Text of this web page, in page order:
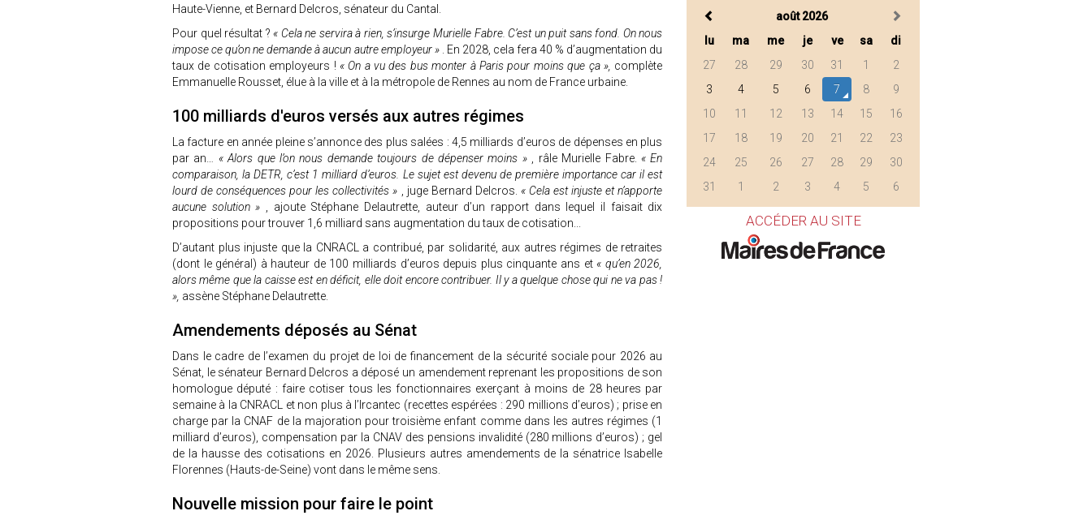
Haute-Vienne, et Bernard Delcros, sénateur du Cantal.
Pour quel résultat ? « Cela ne servira à rien, s’insurge Murielle Fabre. C’est un puit sans fond. On nous
impose ce qu’on ne demande à aucun autre employeur »
. En 2028, cela fera 40 % d’augmentation du
taux de cotisation employeurs ! « On a vu des bus monter à Paris pour moins que ça », complète
Emmanuelle Rousset, élue à la ville et à la métropole de Rennes au nom de France urbaine.
100 milliards d'euros versés aux autres régimes
La facture en année pleine s’annonce des plus salées : 4,5 milliards d’euros de dépenses en plus
par an… « Alors que l’on nous demande toujours de dépenser moins » , râle Murielle Fabre. « En
comparaison, la DETR, c’est 1 milliard d’euros. Le sujet est devenu de première importance car il est
lourd de conséquences pour les collectivités »
, juge Bernard Delcros. « Cela est injuste et n’apporte
aucune solution »
, ajoute Stéphane Delautrette, auteur d’un rapport dans lequel il faisait dix
propositions pour trouver 1,6 milliard sans augmentation du taux de cotisation...
D’autant plus injuste que la CNRACL a contribué, par solidarité, aux autres régimes de retraites
(dont le général) à hauteur de 100 milliards d’euros depuis plus cinquante ans et « qu’en 2026,
alors même que la caisse est en déficit, elle doit encore contribuer. Il y a quelque chose qui ne va pas !
», assène Stéphane Delautrette.
Amendements déposés au Sénat
Dans le cadre de l’examen du projet de loi de financement de la sécurité sociale pour 2026 au
Sénat, le sénateur Bernard Delcros a déposé un amendement reprenant les propositions de son
homologue député : faire cotiser tous les fonctionnaires exerçant à moins de 28 heures par
semaine à la CNRACL et non plus à l’Ircantec (recettes espérées : 290 millions d’euros) ; prise en
charge par la CNAF de la majoration pour troisième enfant comme dans les autres régimes (1
milliard d’euros), compensation par la CNAV des pensions invalidité (280 millions d’euros) ; gel
de la hausse des cotisations en 2026. Plusieurs autres amendements de la sénatrice Isabelle
Florennes (Hauts-de-Seine) vont dans le même sens.
Nouvelle mission pour faire le point
août 2026
lu
ma me je ve sa
di
27
28 29 30 31 1
2
3
4 5 6 7 8
9
10
11 12 13 14 15
16
17
18 19 20 21 22
23
24
25 26 27 28 29
30
31
1 2 3 4 5 6
ACCÉDER AU SITE